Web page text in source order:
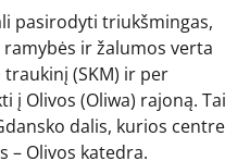
pasirodyti triukšmingas,
ir žalumos verta
(SKM) ir per
į Olivos (Oliwa) rajoną. Tai
dalis, kurios centre
– Olivos katedra.